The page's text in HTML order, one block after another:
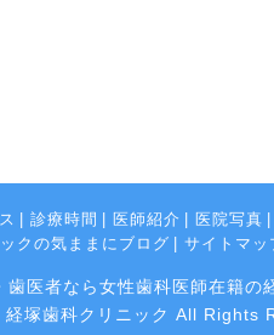
診療時間 医師紹介 医院写真
クの気ままにブログ
サイトマッ
歯医者なら女性歯科医師在籍の
塚歯科クリニック All Rights